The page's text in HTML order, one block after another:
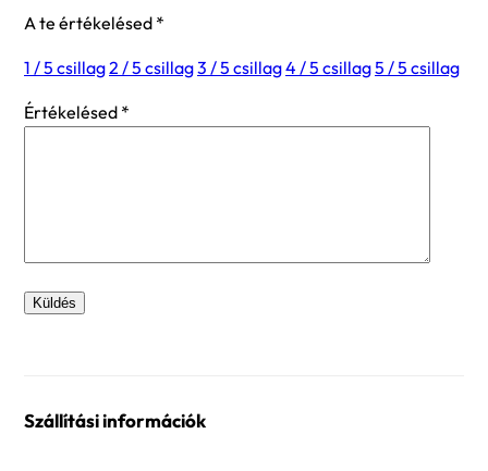
A te értékelésed *
1 / 5 csillag2 / 5 csillag3 / 5 csillag4 / 5 csillag5 / 5 csillag
Értékelésed *
Szállítási információk